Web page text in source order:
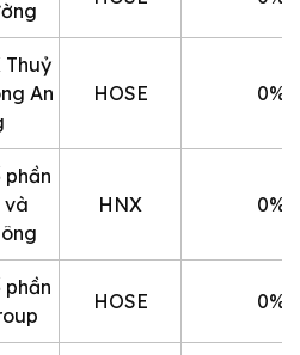
Thuỷ
An
HOSE 0%
phần
và
HNX 0%
phần
HOSE 0%